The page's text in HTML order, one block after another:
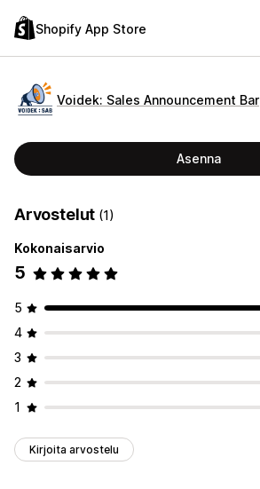
Shopify App Store
Voidek: Sales Announcement Bar
Asenna
Arvostelut (1)
Kokonaisarvio
5
5
4
3
2
1
Kirjoita arvostelu